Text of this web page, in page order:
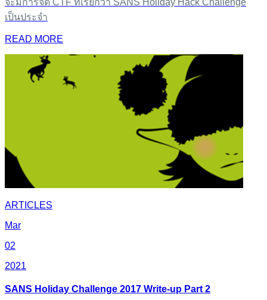
เป็นประจำ
READ MORE
ARTICLES
Mar
02
2021
SANS Holiday Challenge 2017 Write-up Part 2